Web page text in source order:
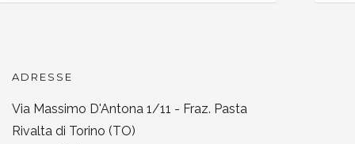
ADRESSE
Via Massimo D'Antona 1/11 - Fraz. Pasta
Rivalta di Torino (TO)